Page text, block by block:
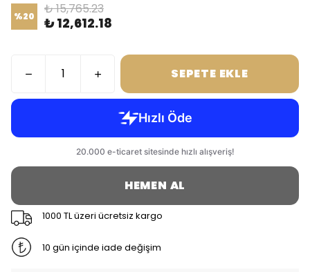
%20 ₺ 15,765.23
₺ 12,612.18
SEPETE EKLE
HEMEN AL
1000 TL üzeri ücretsiz kargo
10 gün içinde iade değişim